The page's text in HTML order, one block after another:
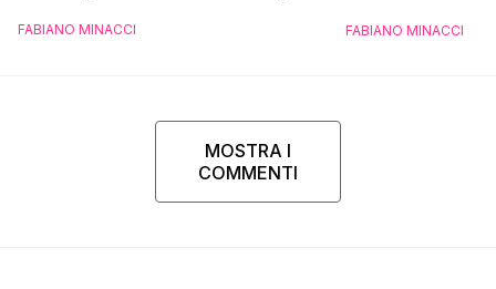
FABIANO MINACCI
Ferrero”
FABIANO MINACCI
MOSTRA I
COMMENTI